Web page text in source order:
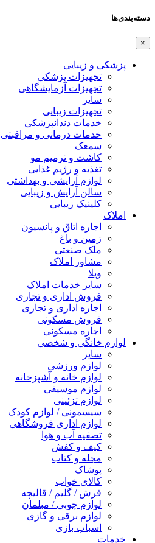
دسته‌بندی‌ها
×
پزشکی و زیبایی
تجهیزات پزشکی
تجهیزات آزمایشگاهی
سایر
تجهیزات زیبایی
خدمات دندانپزشکی
خدمات درمانی و مراقبتی
سمعک
کاشت و ترمیم مو
تغذیه و رژیم غذایی
لوازم آرایشی و بهداشتی
سالن آرایش و زیبایی
کلینیک زیبایی
املاک
اجاره اتاق و پانسیون
زمین و باغ
ملک صنعتی
مشاور املاک
ویلا
سایر خدمات املاک
فروش اداری و تجاری
اجاره اداری و تجاری
فروش مسکونی
اجاره مسکونی
لوازم خانگی و شخصی
سایر
لوازم ورزشی
لوازم خانه و آشپزخانه
لوازم موسیقی
لوازم تزئینی
سیسمونی / لوازم کودک
لوازم اداری فروشگاهی
تصفیه آب و هوا
کیف و کفش
مجله و کتاب
پوشاک
کالای خواب
فرش / گلیم / قالیچه
لوازم چوبی / مبلمان
لوازم برقی و گازی
اسباب بازی
خدمات